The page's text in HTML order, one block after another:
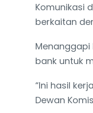
Komunikasi
berkaitan
Menanggapi
bank untuk
“Ini hasil
Dewan